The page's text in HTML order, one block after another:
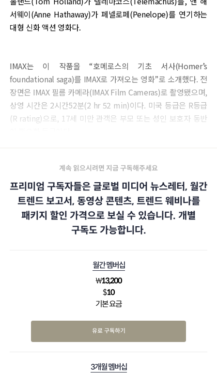
서웨이(Anne Hathaway)가 페넬로페(Penelope)를 연기하는
대형 신화 액션 영화다.
IMAX는 이 작품을 “호메로스의 기초 서사(Homer’s
foundational saga)를 IMAX로 가져오는 영화”로 소개했다. 전
장면은 IMAX 필름 카메라(IMAX Film Cameras)로 촬영됐으며,
상영 시간은 2시간52분(2 hr 52 min)이다. 미국 등급은 R등급
(R rating)으로, 17세 미만 관객은 부모 또는 성인 보호자 동반
계속 읽으시려면 지금 구독해주세요
프리미엄 구독자들은 글로벌 미디어 뉴스레터, 월간
트렌드 보고서, 동영상 콘텐츠, 트렌드 웨비나를
패키지 할인 가격으로 보실 수 있습니다. 개별
구독도 가능합니다.
월간 멤버십
₩13,200
$10
기본 요금
유료 구독하기
3개월 멤버십